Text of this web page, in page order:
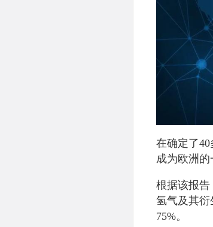
在确定了
成为欧洲的
根据该报告
氢气及其
75%。